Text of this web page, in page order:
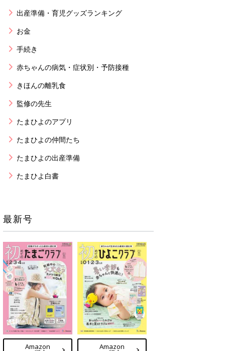
出産準備・育児グッズランキング
お金
手続き
赤ちゃんの病気・症状別・予防接種
きほんの離乳食
監修の先生
たまひよのアプリ
たまひよの仲間たち
たまひよの出産準備
たまひよ白書
最新号
Amazon Amazon